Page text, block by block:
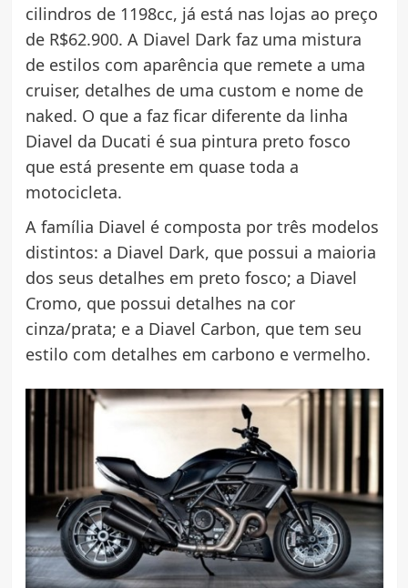
cilindros de 1198cc, já está nas lojas ao preço
de R$62.900. A Diavel Dark faz uma mistura
de estilos com aparência que remete a uma
cruiser, detalhes de uma custom e nome de
naked. O que a faz ficar diferente da linha
Diavel da Ducati é sua pintura preto fosco
que está presente em quase toda a
motocicleta.
A família Diavel é composta por três modelos
distintos: a Diavel Dark, que possui a maioria
dos seus detalhes em preto fosco; a Diavel
Cromo, que possui detalhes na cor
cinza/prata; e a Diavel Carbon, que tem seu
estilo com detalhes em carbono e vermelho.